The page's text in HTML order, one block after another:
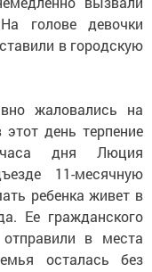
голове девочки
в городскую
жаловались на
день терпение
дня Люция
11-месячную
ребенка живет в
Ее гражданского
в места
осталась без